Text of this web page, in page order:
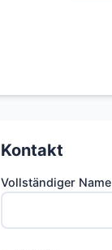
Kontakt
Vollständiger Name